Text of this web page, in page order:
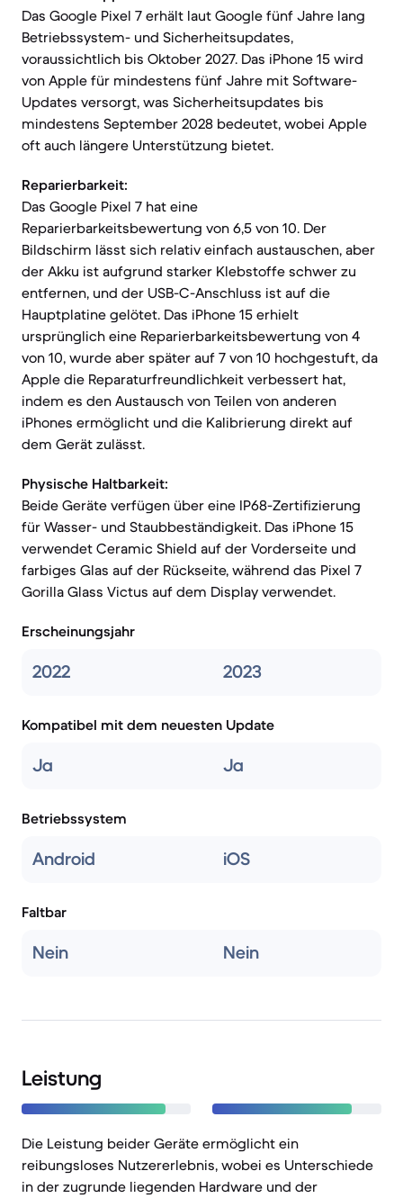
Das Google Pixel 7 erhält laut Google fünf Jahre lang
Betriebssystem- und Sicherheitsupdates,
voraussichtlich bis Oktober 2027. Das iPhone 15 wird
von Apple für mindestens fünf Jahre mit Software-
Updates versorgt, was Sicherheitsupdates bis
mindestens September 2028 bedeutet, wobei Apple
oft auch längere Unterstützung bietet.
Reparierbarkeit:
Das Google Pixel 7 hat eine
Reparierbarkeitsbewertung von 6,5 von 10. Der
Bildschirm lässt sich relativ einfach austauschen, aber
der Akku ist aufgrund starker Klebstoffe schwer zu
entfernen, und der USB-C-Anschluss ist auf die
Hauptplatine gelötet. Das iPhone 15 erhielt
ursprünglich eine Reparierbarkeitsbewertung von 4
von 10, wurde aber später auf 7 von 10 hochgestuft, da
Apple die Reparaturfreundlichkeit verbessert hat,
indem es den Austausch von Teilen von anderen
iPhones ermöglicht und die Kalibrierung direkt auf
dem Gerät zulässt.
Physische Haltbarkeit:
Beide Geräte verfügen über eine IP68-Zertifizierung
für Wasser- und Staubbeständigkeit. Das iPhone 15
verwendet Ceramic Shield auf der Vorderseite und
farbiges Glas auf der Rückseite, während das Pixel 7
Gorilla Glass Victus auf dem Display verwendet.
Erscheinungsjahr
2022 2023
Kompatibel mit dem neuesten Update
Ja Ja
Betriebssystem
Android iOS
Faltbar
Nein Nein
Leistung
Die Leistung beider Geräte ermöglicht ein
reibungsloses Nutzererlebnis, wobei es Unterschiede
in der zugrunde liegenden Hardware und der